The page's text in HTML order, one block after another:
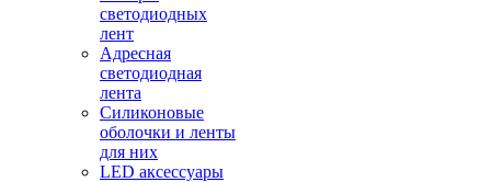
светодиодных
лент
Адресная
светодиодная
лента
Силиконовые
оболочки и ленты
для них
LED аксессуары